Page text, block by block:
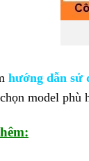
hướng dẫn sử
model